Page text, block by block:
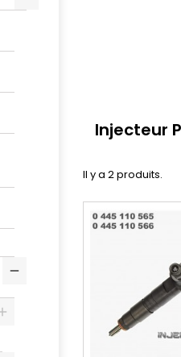
Injecteur
Il y a 2 produits.